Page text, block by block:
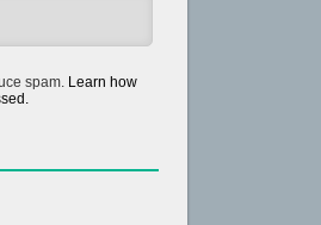
spam. Learn how